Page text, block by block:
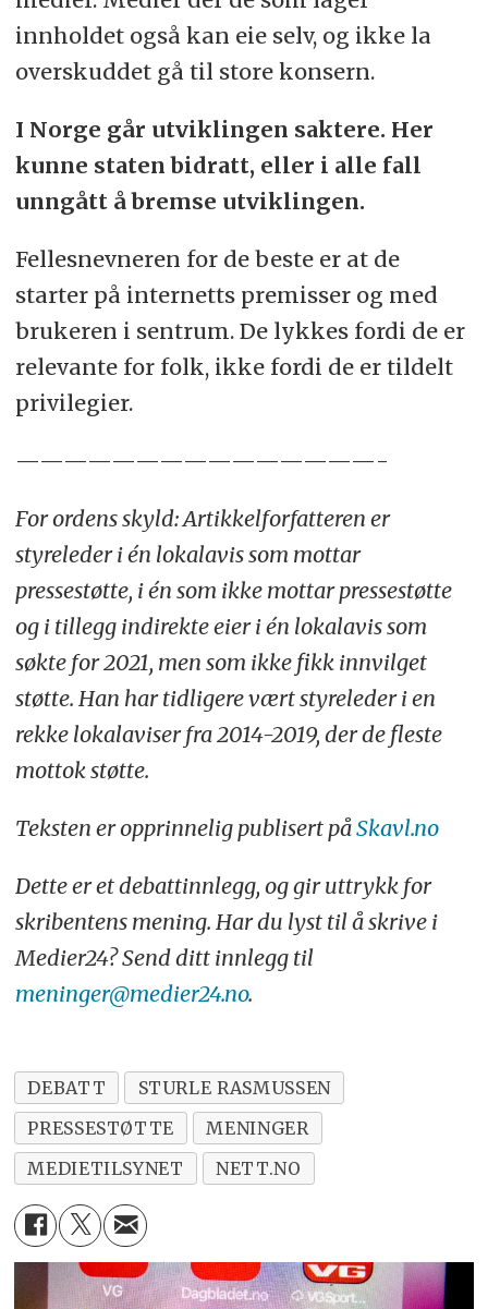
innholdet også kan eie selv, og ikke la
overskuddet gå til store konsern.
I Norge går utviklingen saktere. Her
kunne staten bidratt, eller i alle fall
unngått å bremse utviklingen.
Fellesnevneren for de beste er at de
starter på internetts premisser og med
brukeren i sentrum. De lykkes fordi de er
relevante for folk, ikke fordi de er tildelt
privilegier.
———————————————-
For ordens skyld: Artikkelforfatteren er
styreleder i én lokalavis som mottar
pressestøtte, i én som ikke mottar pressestøtte
og i tillegg indirekte eier i én lokalavis som
søkte for 2021, men som ikke fikk innvilget
støtte. Han har tidligere vært styreleder i en
rekke lokalaviser fra 2014-2019, der de fleste
mottok støtte.
Teksten er opprinnelig publisert påSkavl.no
Dette er et debattinnlegg, og gir uttrykk for
skribentens mening. Har du lyst til å skrive i
Medier24? Send ditt innlegg til
meninger@medier24.no.
DEBATT
STURLE RASMUSSEN
PRESSESTØTTE
MENINGER
MEDIETILSYNET
NETT.NO